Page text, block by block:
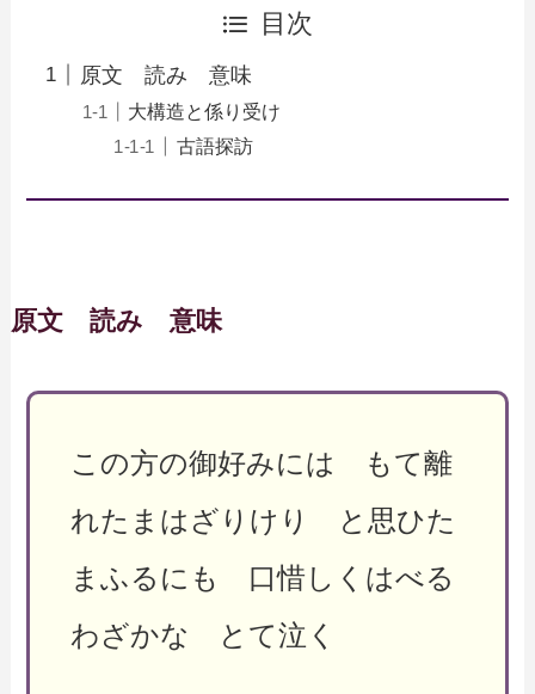
目次
原文 読み 意味
大構造と係り受け
古語探訪
原文 読み 意味
この方の御好みには もて離
れたまはざりけり と思ひた
まふるにも 口惜しくはべる
わざかな とて泣く